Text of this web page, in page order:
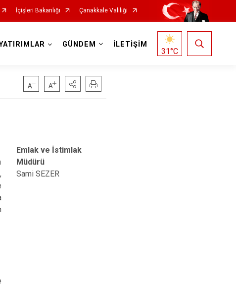
İçişleri Bakanlığı Çanakkale Valiliği
GÜNDEM İLETİŞİM
31°C
Emlak ve İstimlak
Müdürü
Sami SEZER